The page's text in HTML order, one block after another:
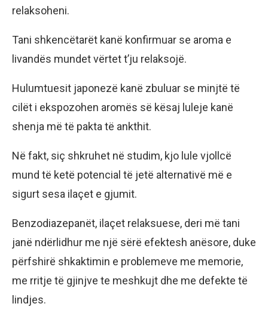
relaksoheni.
Tani shkencëtarët kanë konfirmuar se aroma e
livandës mundet vërtet t’ju relaksojë.
Hulumtuesit japonezë kanë zbuluar se minjtë të
cilët i ekspozohen aromës së kësaj luleje kanë
shenja më të pakta të ankthit.
Në fakt, siç shkruhet në studim, kjo lule vjollcë
mund të ketë potencial të jetë alternativë më e
sigurt sesa ilaçet e gjumit.
Benzodiazepanët, ilaçet relaksuese, deri më tani
janë ndërlidhur me një sërë efektesh anësore, duke
përfshirë shkaktimin e problemeve me memorie,
me rritje të gjinjve te meshkujt dhe me defekte të
lindjes.